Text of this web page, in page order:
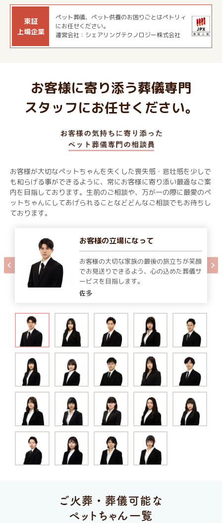
東証
上場企業
ペット葬儀、ペット供養のお困りごとはペトリィ
にお任せください。
運営会社：シェアリングテクノロジー株式会社
お客様に寄り添う葬儀専門
スタッフにお任せください。
お客様が大切なペットちゃんを失くした喪失感・悲壮感を少しで
も和らげる事ができるように、常にお客様に寄り添い最適なご案
内を目指しております。生前のご相談や、万が一の際に最愛のペ
ットちゃんにしてあげられることなどどんなご相談でもお待ちし
ております。
お客様の立場になって
お客様の大切な家族の最後の旅立ちが笑顔
でお見送りできるよう、心の込めた葬儀サ
ービスを目指します。
佐多